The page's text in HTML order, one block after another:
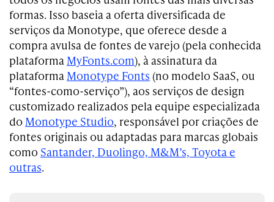
formas. Isso baseia a oferta diversificada de
serviços da Monotype, que oferece desde a
compra avulsa de fontes de varejo (pela conhecida
plataforma MyFonts.com), à assinatura da
plataforma Monotype Fonts (no modelo SaaS, ou
“fontes-como-serviço”), aos serviços de design
customizado realizados pela equipe especializada
do Monotype Studio, responsável por criações de
fontes originais ou adaptadas para marcas globais
como Santander, Duolingo, M&M’s, Toyota e
outras.